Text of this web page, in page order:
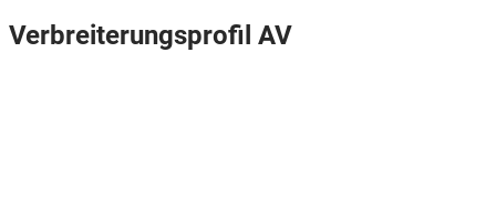
Verbreiterungsprofil AV